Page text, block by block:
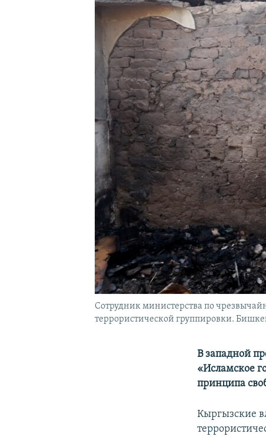
Сотрудник министерства по
террористической группировки.
В западной
«Исламское
принципа
Кыргызские